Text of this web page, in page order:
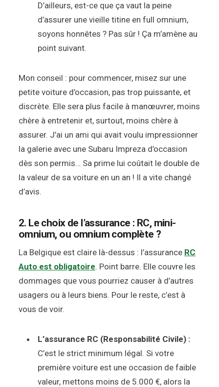
D’ailleurs, est-ce que ça vaut la peine
d’assurer une vieille titine en full omnium,
soyons honnêtes ? Pas sûr ! Ça m’amène au
point suivant.
Mon conseil : pour commencer, misez sur une
petite voiture d’occasion, pas trop puissante, et
discrète. Elle sera plus facile à manœuvrer, moins
chère à entretenir et, surtout, moins chère à
assurer. J’ai un ami qui avait voulu impressionner
la galerie avec une Subaru Impreza d’occasion
dès son permis… Sa prime lui coûtait le double de
la valeur de sa voiture en un an ! Il a vite changé
d’avis.
2. Le choix de l’assurance : RC, mini-
omnium, ou omnium complète ?
La Belgique est claire là-dessus : l’assurance RC
Auto est obligatoire. Point barre. Elle couvre les
dommages que vous pourriez causer à d’autres
usagers ou à leurs biens. Pour le reste, c’est à
vous de voir.
L’assurance RC (Responsabilité Civile) :
C’est le strict minimum légal. Si votre
première voiture est une occasion de faible
valeur, mettons moins de 5.000 €, alors la